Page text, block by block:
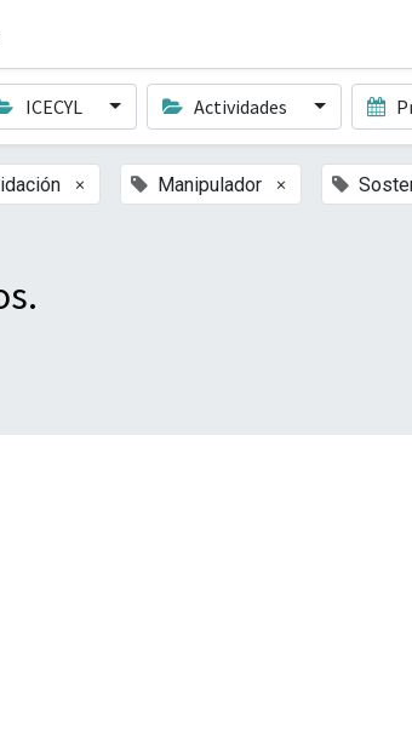
ICECYL Actividades
× Manipulador ×